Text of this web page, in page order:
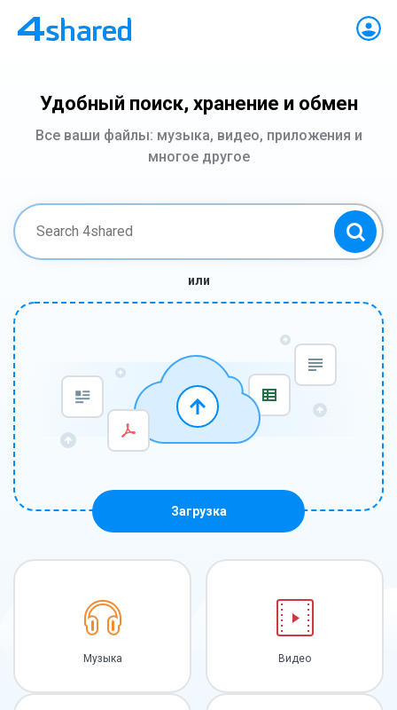
Удобный поиск, хранение и обмен
Все ваши файлы: музыка, видео, приложения и
многое другое
или
Загрузка
Музыка Видео